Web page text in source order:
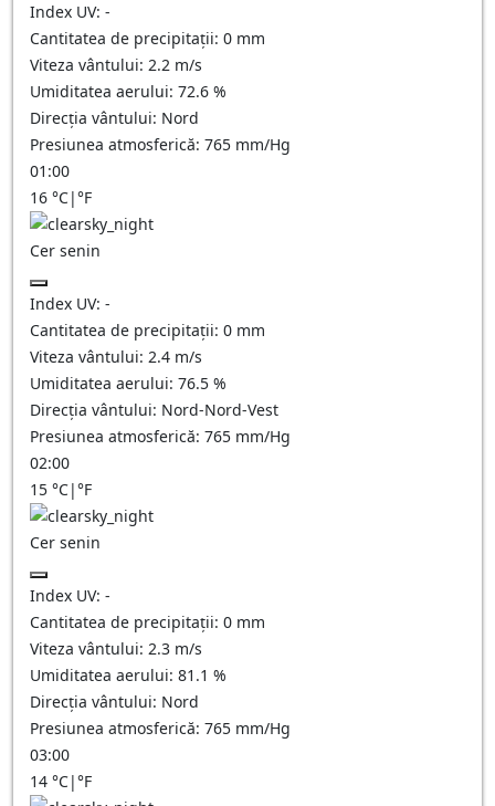
Index UV: -
Cantitatea de precipitații: 0 mm
Viteza vântului: 2.2 m/s
Umiditatea aerului: 72.6 %
Direcția vântului: Nord
Presiunea atmosferică: 765 mm/Hg
01:00
16 °C|°F
Cer senin
Index UV: -
Cantitatea de precipitații: 0 mm
Viteza vântului: 2.4 m/s
Umiditatea aerului: 76.5 %
Direcția vântului: Nord-Nord-Vest
Presiunea atmosferică: 765 mm/Hg
02:00
15 °C|°F
Cer senin
Index UV: -
Cantitatea de precipitații: 0 mm
Viteza vântului: 2.3 m/s
Umiditatea aerului: 81.1 %
Direcția vântului: Nord
Presiunea atmosferică: 765 mm/Hg
03:00
14 °C|°F